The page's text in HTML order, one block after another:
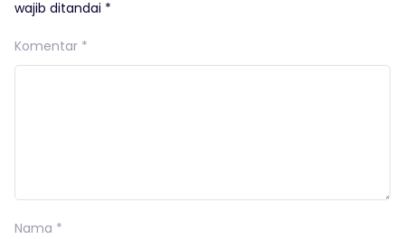
wajib ditandai *
Komentar *
Nama *